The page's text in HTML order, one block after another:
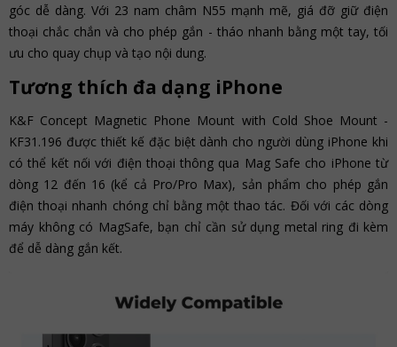
góc dễ dàng. Với 23 nam châm N55 mạnh mẽ, giá đỡ giữ điện
thoại chắc chắn và cho phép gắn - tháo nhanh bằng một tay, tối
ưu cho quay chụp và tạo nội dung.
Tương thích đa dạng iPhone
K&F Concept Magnetic Phone Mount with Cold Shoe Mount -
KF31.196 được thiết kế đặc biệt dành cho người dùng iPhone khi
có thể kết nối với điện thoại thông qua Mag Safe cho iPhone từ
dòng 12 đến 16 (kể cả Pro/Pro Max), sản phẩm cho phép gắn
điện thoại nhanh chóng chỉ bằng một thao tác. Đối với các dòng
máy không có MagSafe, bạn chỉ cần sử dụng metal ring đi kèm
để dễ dàng gắn kết.